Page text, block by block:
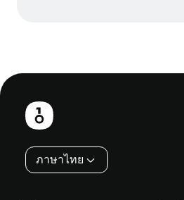
ส่วน
ท้าย
ภาษาไทย